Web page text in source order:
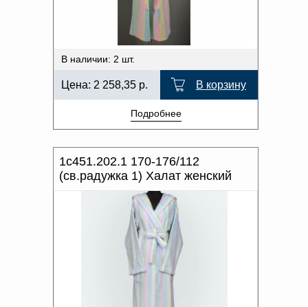
В наличии: 2 шт.
Цена: 2 258,35 р. В корзину
Подробнее
1с451.202.1 170-176/112
(св.радужка 1) Халат женский